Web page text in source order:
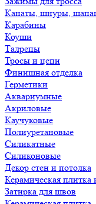
Канаты, шнуры,
Карабины
Коуши
Талрепы
Тросы и цепи
Финишная отделка
Герметики
Аквариумные
Акриловые
Каучуковые
Полиуретановые
Силикатные
Силиконовые
Декор стен и потолка
Керамическая плитка
Затирка для швов